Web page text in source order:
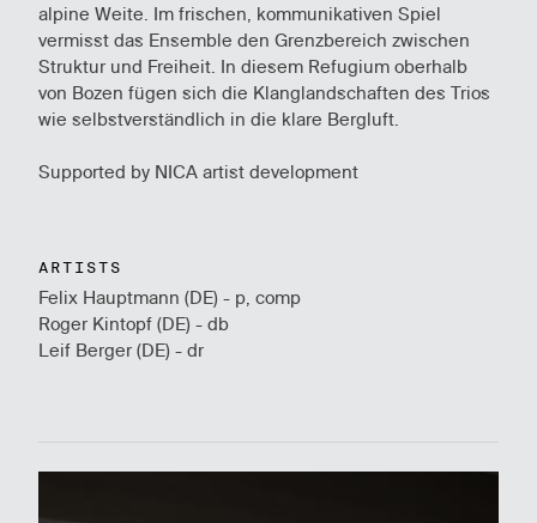
alpine Weite. Im frischen, kommunikativen Spiel
vermisst das Ensemble den Grenzbereich zwischen
Struktur und Freiheit. In diesem Refugium oberhalb
von Bozen fügen sich die Klanglandschaften des Trios
wie selbstverständlich in die klare Bergluft.
Supported by NICA artist development
ARTISTS
Felix Hauptmann (DE) - p, comp
Roger Kintopf (DE) - db
Leif Berger (DE) - dr